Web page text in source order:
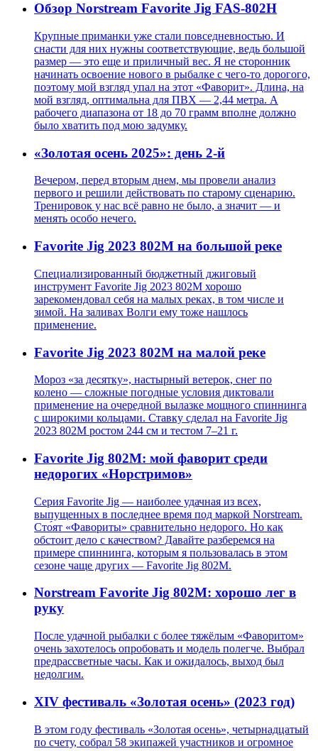
Обзор Norstream Favorite Jig FAS-802H
Крупные приманки уже стали повседневностью. И
снасти для них нужны соответствующие, ведь большой
размер — это еще и приличный вес. Я не сторонник
начинать освоение нового в рыбалке с чего-то дорогого,
поэтому мой взгляд упал на этот «Фаворит». Длина, на
мой взгляд, оптимальна для ПВХ — 2,44 метра. А
рабочего диапазона от 18 до 70 грамм вполне должно
было хватить под мою задумку.
«Золотая осень 2025»: день 2-й
Вечером, перед вторым днем, мы провели анализ
первого и решили действовать по старому сценарию.
Тренировок у нас всё равно не было, а значит — и
менять особо нечего.
Favorite Jig 2023 802M на большой реке
Специализированный бюджетный джиговый
инструмент Favorite Jig 2023 802M хорошо
зарекомендовал себя на малых реках, в том числе и
зимой. На заливах Волги ему тоже нашлось
применение.
Favorite Jig 2023 802M на малой реке
Мороз «за десятку», настырный ветерок, снег по
колено — сложные погодные условия диктовали
применение на очередной вылазке мощного спиннинга
с широкими кольцами. Ставку сделал на Favorite Jig
2023 802M ростом 244 см и тестом 7–21 г.
Favorite Jig 802М: мой фаворит среди
недорогих «Норстримов»
Серия Favorite Jig — наиболее удачная из всех,
выпущенных в последнее время под маркой Norstream.
Сто́ят «Фавориты» сравнительно недорого. Но как
обстоит дело с качеством? Давайте разберемся на
примере спиннинга, которым я пользовалась в этом
сезоне чаще других — Favorite Jig 802М.
Norstream Favorite Jig 802M: хорошо лег в
руку
После удачной рыбалки с более тяжёлым «Фаворитом»
очень захотелось опробовать и модель полегче. Выбрал
предрассветные часы. Как и ожидалось, выход был
недолгим.
XIV фестиваль «Золотая осень» (2023 год)
В этом году фестиваль «Золотая осень», четырнадцатый
по счету, собрал 58 экипажей участников и огромное